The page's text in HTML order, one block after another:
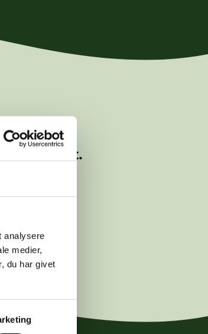
analysere
medier,
du har givet
slettet.